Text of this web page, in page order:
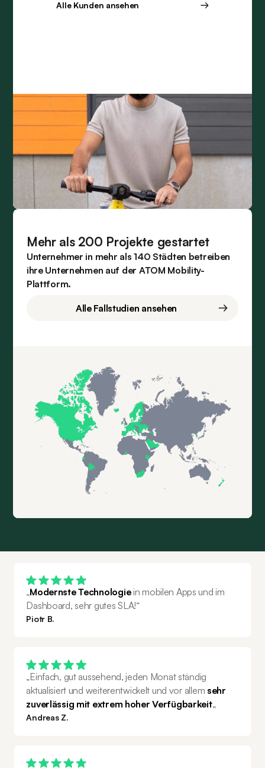
Alle Kunden ansehen
Mehr als 200 Projekte gestartet
Unternehmer in mehr als 140 Städten betreiben
ihre Unternehmen auf der ATOM Mobility-
Plattform.
Alle Fallstudien ansehen
„Modernste Technologie in mobilen Apps und im
Dashboard, sehr gutes SLA!“
Piotr B.
„Einfach, gut aussehend, jeden Monat ständig
aktualisiert und weiterentwickelt und vor allem sehr
zuverlässig mit extrem hoher Verfügbarkeit„
Andreas Z.